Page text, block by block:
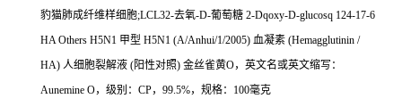
豹猫肺成纤维样细胞;LCL32-去氧-D-葡萄糖 2-Dqoxy-D-glucosq 124-17-6
HA Others H5N1 甲型 H5N1 (A/Anhui/1/2005) 血凝素 (Hemagglutinin /
HA) 人细胞裂解液 (阳性对照) 金丝雀黄O，英文名或英文缩写：
Aunemine O，级别： CP， 99.5%，规格： 100毫克